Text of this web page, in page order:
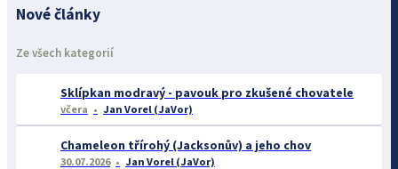
Nové články
Ze všech kategorií
Sklípkan modravý - pavouk pro zkušené chovatele
včera Jan Vorel (JaVor)
Chameleon třírohý (Jacksonův) a jeho chov
30.07.2026 Jan Vorel (JaVor)